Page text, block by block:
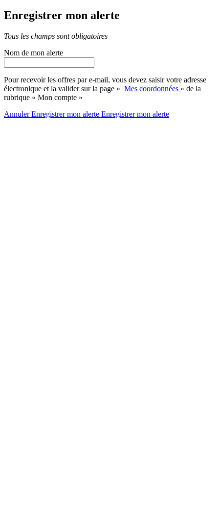
Enregistrer mon alerte
Tous les champs sont obligatoires
Nom de mon alerte
Pour recevoir les offres par e-mail, vous devez saisir votre adresse
électronique et la valider sur la page « Mes coordonnées » de la
rubrique « Mon compte »
AnnulerEnregistrer mon alerte Enregistrermon alerte